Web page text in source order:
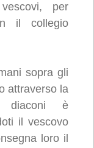
per
il collegio
sopra gli
attraverso la
diaconi è
il vescovo
loro il